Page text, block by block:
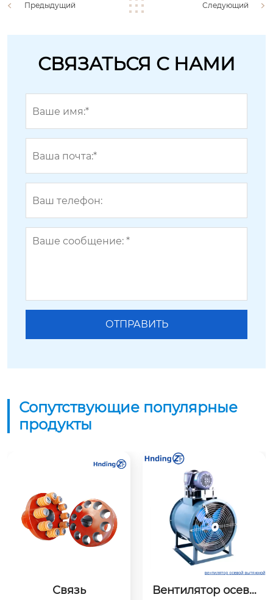
Предыдущий Следующий
СВЯЗАТЬСЯ С НАМИ
Сопутствующие популярные
продукты
Связь
Вентилятор осево